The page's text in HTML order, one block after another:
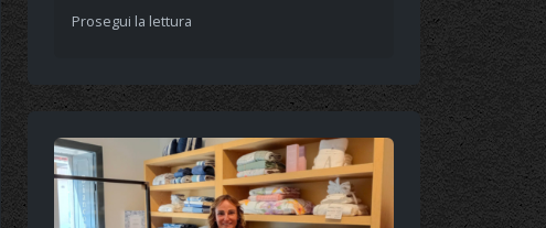
Prosegui la lettura